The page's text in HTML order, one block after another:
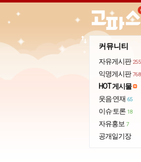
커뮤니티
자유게시판 255
익명게시판 768
HOT 게시물
웃음·연재 65
이슈·토론 18
자유홍보 7
공개일기장
import_export